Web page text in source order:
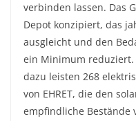
verbinden lassen. Das
Depot konzipiert, das
ausgleicht und den
ein Minimum
dazu leisten 268
von EHRET, die den
empfindliche Bestände